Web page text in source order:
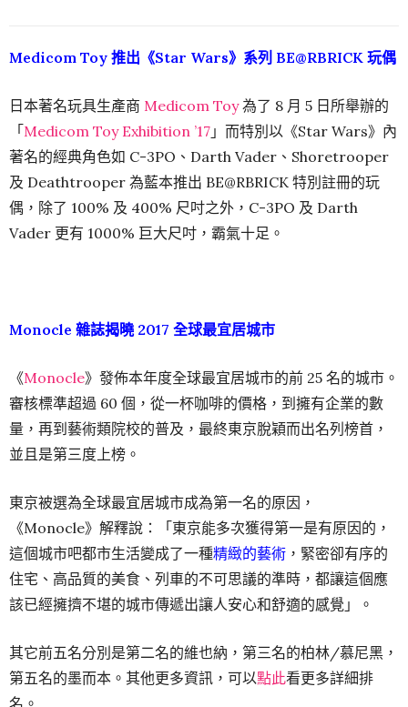
Medicom Toy 推出《Star Wars》系列 BE@RBRICK 玩偶
日本著名玩具生產商 Medicom Toy為了 8 月 5 日所舉辦的
「Medicom Toy Exhibition ’17 」而特別以《Star Wars》內
著名的經典角色如 C-3PO、Darth Vader、Shoretrooper
及 Deathtrooper 為藍本推出 BE@RBRICK 特別註冊的玩
偶，除了 100% 及 400% 尺吋之外，C-3PO 及 Darth
Vader 更有 1000% 巨大尺吋，霸氣十足。
Monocle 雜誌揭曉 2017 全球最宜居城市
《Monocle》發佈本年度全球最宜居城市的前 25 名的城市。
審核標準超過 60 個，從一杯咖啡的價格，到擁有企業的數
量，再到藝術類院校的普及，最終東京脫穎而出名列榜首，
並且是第三度上榜。
東京被選為全球最宜居城市成為第一名的原因，
《Monocle》解釋說：「東京能多次獲得第一是有原因的，
這個城市吧都市生活變成了一種精緻的藝術 ，緊密卻有序的
住宅、高品質的美食、列車的不可思議的準時，都讓這個應
該已經擁擠不堪的城市傳遞出讓人安心和舒適的感覺」。
其它前五名分別是第二名的維也納，第三名的柏林/慕尼黑，
第五名的墨而本。其他更多資訊，可以點此看更多詳細排
名。